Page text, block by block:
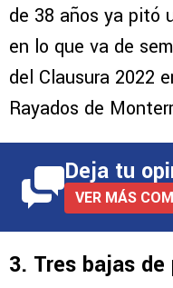
de 38 años ya pitó
en lo que va de
del Clausura 2022
Rayados de
Deja tu
VER MÁS
3. Tres bajas de